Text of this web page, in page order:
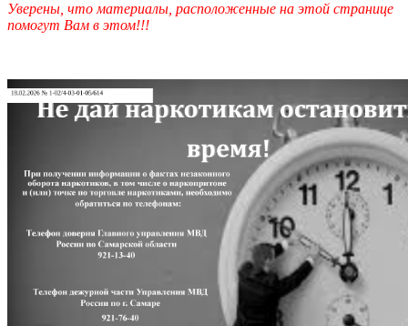
Уверены, что материалы, расположенные на этой странице
помогут Вам в этом!!!